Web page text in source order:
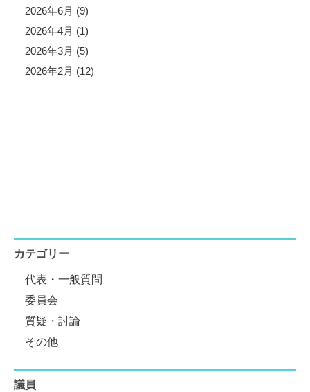
2026年6月 (9)
2026年4月 (1)
2026年3月 (5)
2026年2月 (12)
カテゴリー
代表・一般質問
委員会
質疑・討論
その他
議員